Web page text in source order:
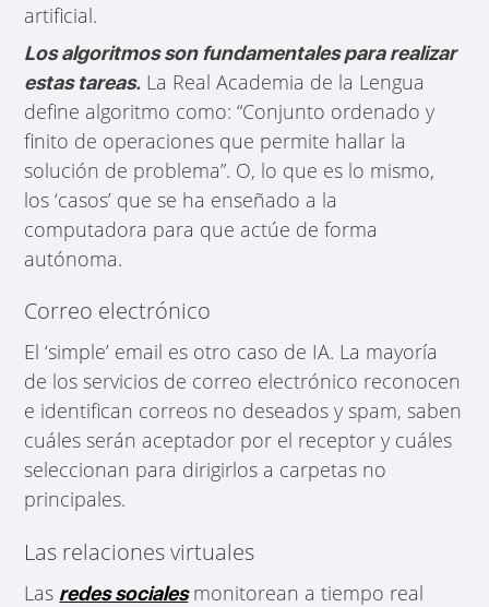
artificial.
Los algoritmos son fundamentales para realizar
estas tareas. La Real Academia de la Lengua
define algoritmo como: “Conjunto ordenado y
finito de operaciones que permite hallar la
solución de problema”. O, lo que es lo mismo,
los ‘casos’ que se ha enseñado a la
computadora para que actúe de forma
autónoma.
Correo electrónico
El ‘simple’ email es otro caso de IA. La mayoría
de los servicios de correo electrónico reconocen
e identifican correos no deseados y spam, saben
cuáles serán aceptador por el receptor y cuáles
seleccionan para dirigirlos a carpetas no
principales.
Las relaciones virtuales
Las redes socialesmonitorean a tiempo real